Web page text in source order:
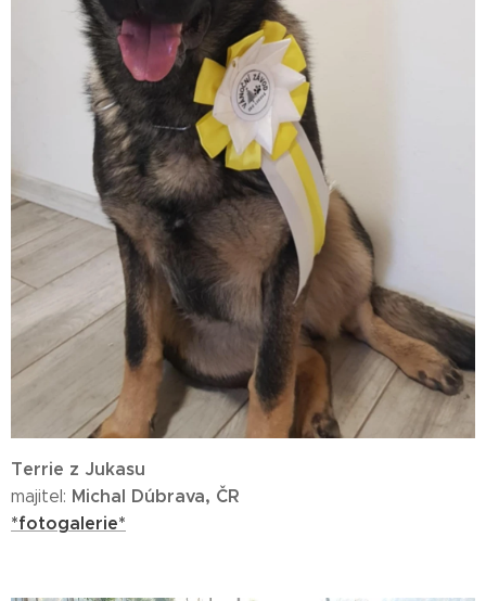
Terrie z Jukasu
majitel: Michal Dúbrava, ČR
*fotogalerie*